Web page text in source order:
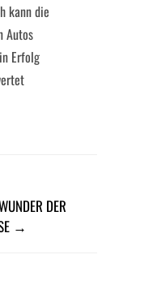
kann die
Autos
Erfolg
DER
→